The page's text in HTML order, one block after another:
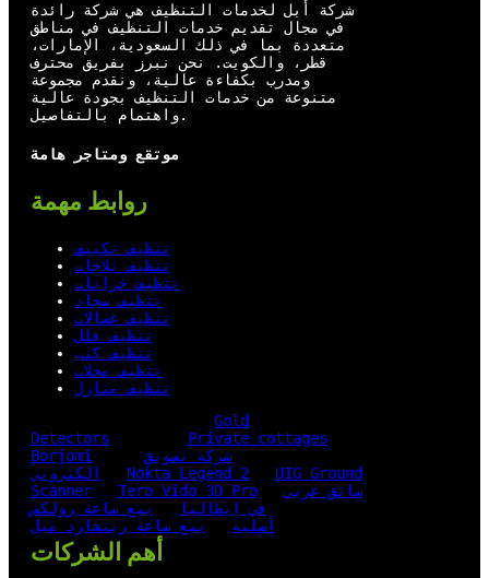
k n
شركة أبل لخدمات التنظيف هي شركة رائدة
في مجال تقديم خدمات التنظيف في مناطق
متعددة بما في ذلك السعودية، الإمارات،
قطر، والكويت. نحن نبرز بفريق محترف
ومدرب بكفاءة عالية، ونقدم مجموعة
متنوعة من خدمات التنظيف بجودة عالية
واهتمام بالتفاصيل.
موتقع ومتاجر هامة
روابط مهمة
تنظيف تكييف
تنظيف ثلاجات
تنظيف خزانات
تنظيف سجاد
تنظيف غسالات
تنظيف فلل
تنظيف كنب
تنظيف محلات
تنظيف منازل
Gold
Detectors
Private cottages
Borjomi
شركة تسويق
الكتروني
Nokta Legend 2
UIG Ground
Scanner
Tero Vido 3D Pro
سائق عربي
في إيطاليا
بيع ساعة رولكس
أصلية
بيع ساعة ريتشارد ميل
أهم الشركات